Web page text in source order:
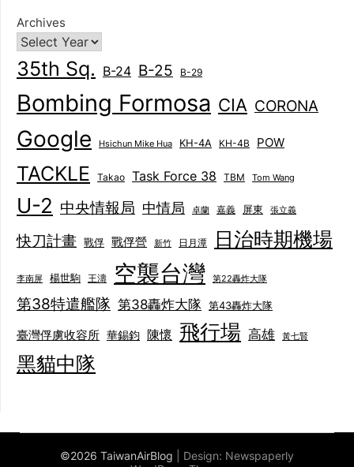
Archives
35th Sq. B-24 B-25 B-29
Bombing Formosa CIA CORONA
Google Hsichun Mike Hua KH-4A KH-4B POW
TACKLE Takao Task Force 38 TBM Tom Wang
U-2 中央情報局 中情局 卓蘭 嘉義 屏東 張立義
快刀計畫 戰俘 戰俘營 新竹 日月潭 日治時期機場
李南屏 楊世駒 王濤 空襲台灣 第22轟炸大隊
第38特遣艦隊 第38轟炸大隊 第43轟炸大隊
臺灣俘虜收容所 華錫鈞 陳懷 飛行場 高雄 黃七賢
黑貓中隊
©2026 TaiwanAirBlog | Design: Newspaperly